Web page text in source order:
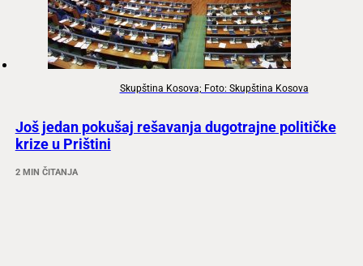
Skupština Kosova; Foto: Skupština Kosova
Još jedan pokušaj rešavanja dugotrajne političke
krize u Prištini
2 MIN ČITANJA